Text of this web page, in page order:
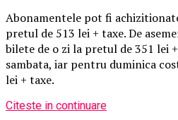
Abonamentele pot fi
pretul de 513 lei + taxe. De
bilete de o zi la pretul de 351 lei
sambata, iar pentru duminica
lei + taxe.
Citeste in continuare